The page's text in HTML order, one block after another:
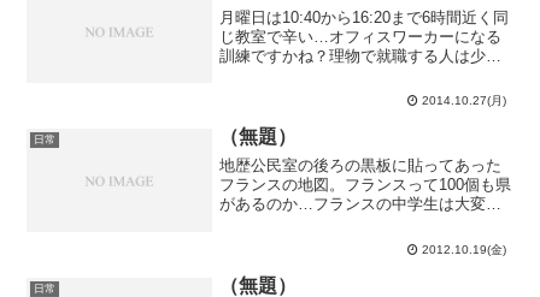
月曜日は10:40から16:20まで6時間近く同
じ教室で辛い…オフィスワーカーになる
訓練ですかね？理物で就職する人は少な
コンパがありました。機械情報工学科
（機械B）のコンパもあったらしく、渋谷
のマーク下で...
2014.10.27(月)
日常 （無題）
地歴公民室の後ろの黒板に貼ってあった
フランスの地図。フランスって100個も県
があるのか…フランスの中学生は大変だ
ものがあるそうですが。でも、州名とか
って米中くらいしか聞かないな。そう言
えば、中国って幾つ...
2012.10.19(金)
日常 （無題）